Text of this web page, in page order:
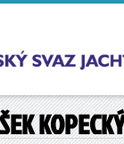
KOPECKÝ